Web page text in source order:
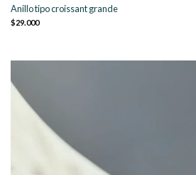
Anillo tipo croissant grande
$29.000